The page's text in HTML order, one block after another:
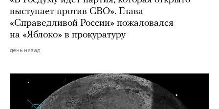
выступает против СВО». Глава
«Справедливой России» пожаловался
на «Яблоко» в прокуратуру
день назад